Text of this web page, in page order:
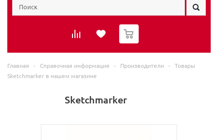
0
Главная - Справочная информация - Производители -
Товары
Sketchmarker в нашем магазине
Sketchmarker